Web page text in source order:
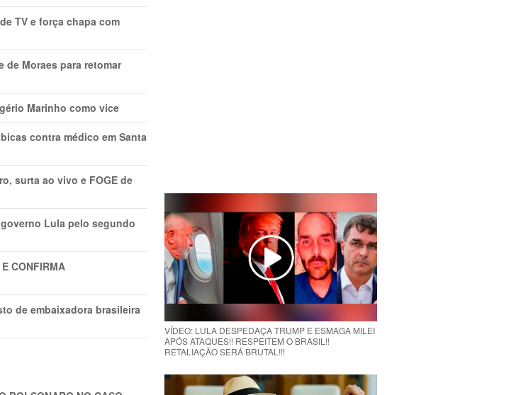
TV e força chapa com
de Moraes para retomar
Marinho como vice
contra médico em Santa
surta ao vivo e FOGE de
Lula pelo segundo
CONFIRMA
de embaixadora brasileira
VÍDEO: LULA DESPEDAÇA TRUMP E ESMAGA MILEI
APÓS ATAQUES!! RESPEITEM O BRASIL!!
RETALIAÇÃO SERÁ BRUTAL!!!